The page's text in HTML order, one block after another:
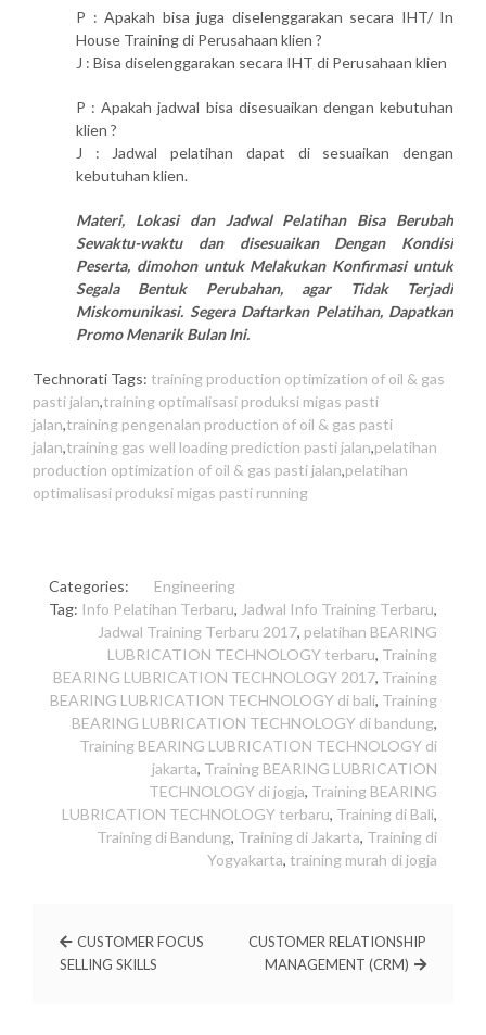
P : Apakah bisa juga diselenggarakan secara IHT/ In
House Training di Perusahaan klien ?
J : Bisa diselenggarakan secara IHT di Perusahaan klien
P : Apakah jadwal bisa disesuaikan dengan kebutuhan
klien ?
J : Jadwal pelatihan dapat di sesuaikan dengan
kebutuhan klien.
Materi, Lokasi dan Jadwal Pelatihan Bisa Berubah
Sewaktu-waktu dan disesuaikan Dengan Kondisi
Peserta, dimohon untuk Melakukan Konfirmasi untuk
Segala Bentuk Perubahan, agar Tidak Terjadi
Miskomunikasi. Segera Daftarkan Pelatihan, Dapatkan
Promo Menarik Bulan Ini.
Technorati Tags: training production optimization of oil & gas
pasti jalan,training optimalisasi produksi migas pasti
jalan,training pengenalan production of oil & gas pasti
jalan,training gas well loading prediction pasti jalan,pelatihan
production optimization of oil & gas pasti jalan,pelatihan
optimalisasi produksi migas pasti running
Categories:
Engineering
Tag: Info Pelatihan Terbaru, Jadwal Info Training Terbaru,
Jadwal Training Terbaru 2017, pelatihan BEARING
LUBRICATION TECHNOLOGY terbaru, Training
BEARING LUBRICATION TECHNOLOGY 2017, Training
BEARING LUBRICATION TECHNOLOGY di bali, Training
BEARING LUBRICATION TECHNOLOGY di bandung,
Training BEARING LUBRICATION TECHNOLOGY di
jakarta, Training BEARING LUBRICATION
TECHNOLOGY di jogja, Training BEARING
LUBRICATION TECHNOLOGY terbaru, Training di Bali,
Training di Bandung, Training di Jakarta, Training di
Yogyakarta, training murah di jogja
CUSTOMER FOCUS
SELLING SKILLS
CUSTOMER RELATIONSHIP
MANAGEMENT (CRM)